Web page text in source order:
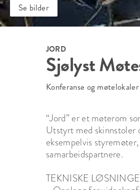
Se bilder
JORD
Sjølyst
Konferanse og møtelokaler
“Jord” er et møterom
Utstyrt med skinnstoler
eksempelvis
samarbeidspartnere.
TEKNISKE